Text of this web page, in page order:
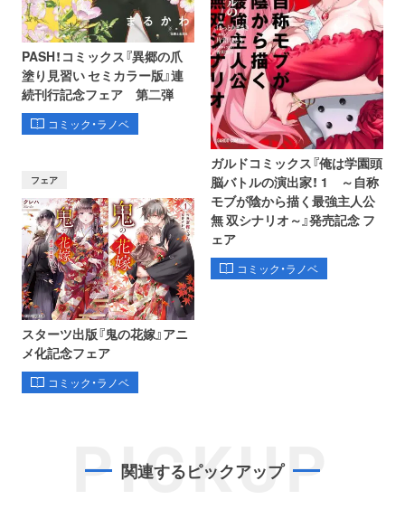
PASH！コミックス『異郷の爪
塗り見習い セミカラー版』連
続刊行記念フェア 第二弾
コミック・ラノベ
フェア
スターツ出版『鬼の花嫁』アニ
メ化記念フェア
コミック・ラノベ
ガルドコミックス『俺は学園頭
脳バトルの演出家！ 1 ～自称
モブが陰から描く最強主人公
無 双シナリオ～』発売記念 フ
ェア
コミック・ラノベ
PICKUP
関連するピックアップ